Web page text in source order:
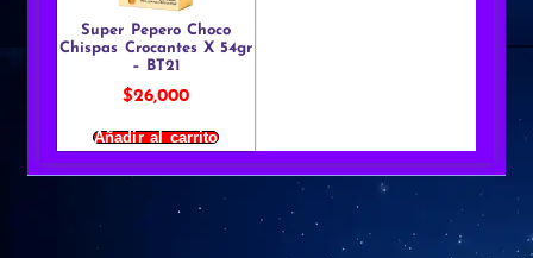
Super Pepero Choco
Chispas Crocantes X 54gr
– BT21
$26,000
Añadir al carrito